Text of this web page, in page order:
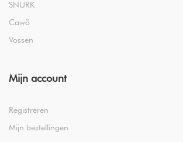
SNURK
Cawö
Vossen
Mijn account
Registreren
Mijn bestellingen